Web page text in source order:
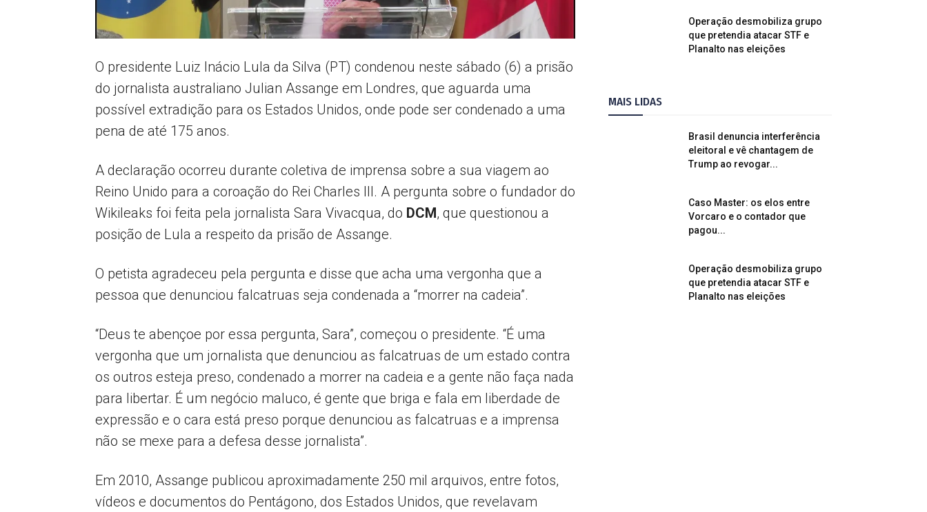
O presidente Luiz Inácio Lula da Silva (PT) condenou neste sábado (6) a prisão
do jornalista australiano Julian Assange em Londres, que aguarda uma
possível extradição para os Estados Unidos, onde pode ser condenado a uma
pena de até 175 anos.
A declaração ocorreu durante coletiva de imprensa sobre a sua viagem ao
Reino Unido para a coroação do Rei Charles III. A pergunta sobre o fundador do
Wikileaks foi feita pela jornalista Sara Vivacqua, do DCM, que questionou a
posição de Lula a respeito da prisão de Assange.
O petista agradeceu pela pergunta e disse que acha uma vergonha que a
pessoa que denunciou falcatruas seja condenada a “morrer na cadeia”.
“Deus te abençoe por essa pergunta, Sara”, começou o presidente. “É uma
vergonha que um jornalista que denunciou as falcatruas de um estado contra
os outros esteja preso, condenado a morrer na cadeia e a gente não faça nada
para libertar. É um negócio maluco, é gente que briga e fala em liberdade de
expressão e o cara está preso porque denunciou as falcatruas e a imprensa
não se mexe para a defesa desse jornalista”.
Em 2010, Assange publicou aproximadamente 250 mil arquivos, entre fotos,
vídeos e documentos do Pentágono, dos Estados Unidos, que revelavam
Operação desmobiliza grupo
que pretendia atacar STF e
Planalto nas eleições
MAIS LIDAS
Brasil denuncia interferência
eleitoral e vê chantagem de
Trump ao revogar...
Caso Master: os elos entre
Vorcaro e o contador que
pagou...
Operação desmobiliza grupo
que pretendia atacar STF e
Planalto nas eleições